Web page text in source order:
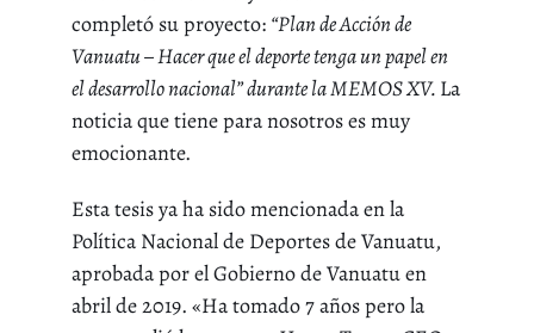
completó su proyecto: “Plan de Acción de
Vanuatu – Hacer que el deporte tenga un papel en
el desarrollo nacional” durante la MEMOS XV. La
noticia que tiene para nosotros es muy
emocionante.
Esta tesis ya ha sido mencionada en la
Política Nacional de Deportes de Vanuatu,
aprobada por el Gobierno de Vanuatu en
abril de 2019. «Ha tomado 7 años pero la